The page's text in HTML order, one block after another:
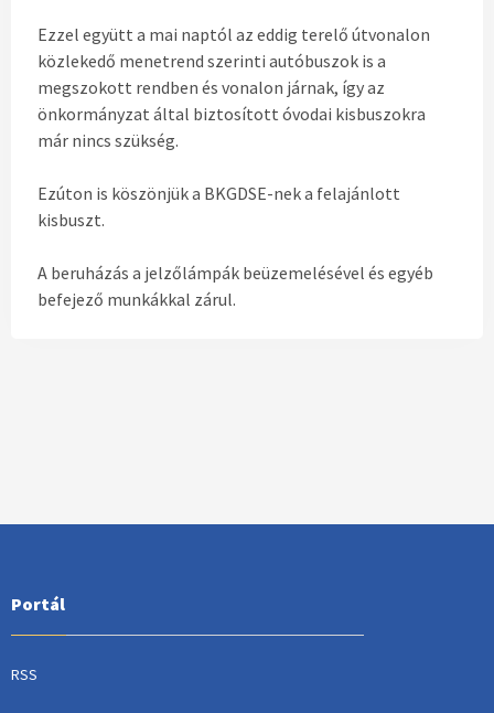
Ezzel együtt a mai naptól az eddig terelő útvonalon
közlekedő menetrend szerinti autóbuszok is a
megszokott rendben és vonalon járnak, így az
önkormányzat által biztosított óvodai kisbuszokra
már nincs szükség.
Ezúton is köszönjük a BKGDSE-nek a felajánlott
kisbuszt.
A beruházás a jelzőlámpák beüzemelésével és egyéb
befejező munkákkal zárul.
Portál
RSS